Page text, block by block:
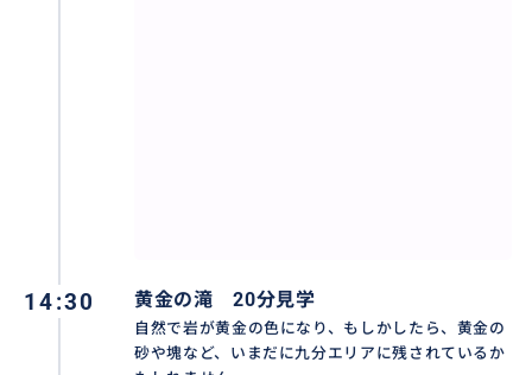
14:30 黄金の滝 20分見学
自然で岩が黄金の色になり、もしかしたら、黄金の
砂や塊など、いまだに九分エリアに残されているか